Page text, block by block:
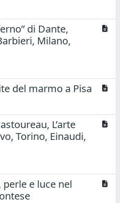
di Dante,
Milano,
del marmo a Pisa
L’arte
Torino, Einaudi,
e luce nel